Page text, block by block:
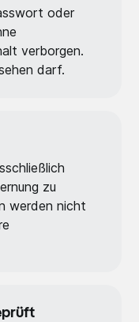
oder
verborgen.
darf.
zu
werden nicht